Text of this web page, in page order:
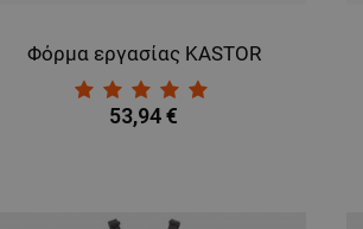
Φόρμα εργασίας KASTOR
53,94 €